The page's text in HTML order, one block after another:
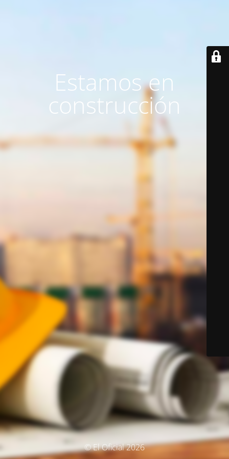
Estamos en
construcción
© El Oficial 2026